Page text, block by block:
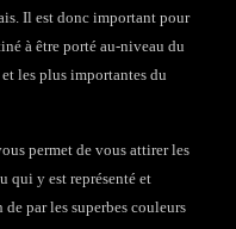
Il est donc important pour
à être porté au-niveau du
les plus importantes du
permet de vous attirer les
qui y est représenté et
par les superbes couleurs